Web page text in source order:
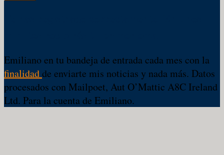
Emiliano en tu bandeja de entrada cada mes con la
finalidadde enviarte mis noticias y nada más. Datos
procesados con Mailpoet, Aut O’Mattic A8C Ireland
Ltd. Para la cuenta de Emiliano.